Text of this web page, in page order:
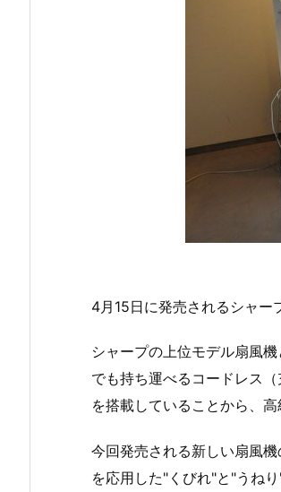
4月15日に発売されるシャー
シャープの上位モデル扇風
でも持ち運べるコードレス
を搭載していることから、
今回発売される新しい扇風
を応用した"くびれ"と"うね